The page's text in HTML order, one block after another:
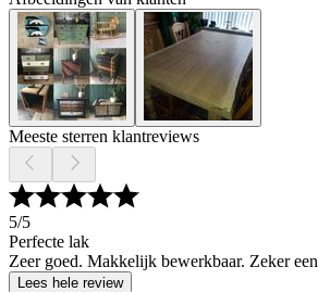
Meeste sterren klantreviews
5/5
Perfecte lak
Zeer goed. Makkelijk bewerkbaar. Zeker een
Lees hele review